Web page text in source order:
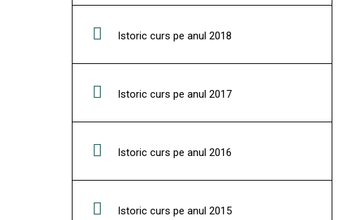
Istoric curs pe anul 2018
Istoric curs pe anul 2017
Istoric curs pe anul 2016
Istoric curs pe anul 2015